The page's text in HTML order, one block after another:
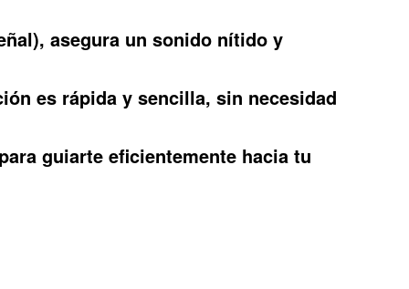
asegura un sonido nítido y
es rápida y sencilla, sin necesidad
guiarte eficientemente hacia tu